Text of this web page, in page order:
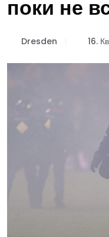
поки не
Dresden 16.